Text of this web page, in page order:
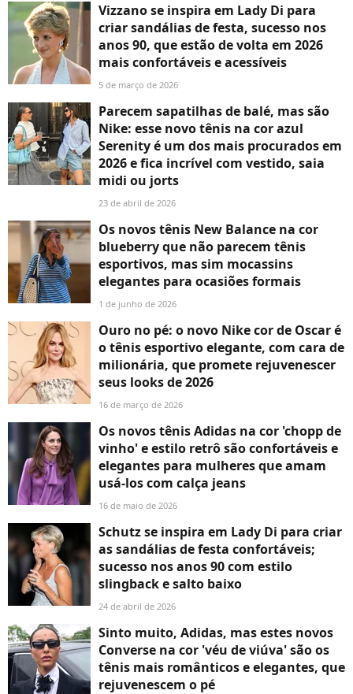
Vizzano se inspira em Lady Di para
criar sandálias de festa, sucesso nos
anos 90, que estão de volta em 2026
mais confortáveis e acessíveis
5 de março de 2026
Parecem sapatilhas de balé, mas são
Nike: esse novo tênis na cor azul
Serenity é um dos mais procurados em
2026 e fica incrível com vestido, saia
midi ou jorts
23 de abril de 2026
Os novos tênis New Balance na cor
blueberry que não parecem tênis
esportivos, mas sim mocassins
elegantes para ocasiões formais
1 de junho de 2026
Ouro no pé: o novo Nike cor de Oscar é
o tênis esportivo elegante, com cara de
milionária, que promete rejuvenescer
seus looks de 2026
16 de março de 2026
Os novos tênis Adidas na cor 'chopp de
vinho' e estilo retrô são confortáveis e
elegantes para mulheres que amam
usá-los com calça jeans
16 de maio de 2026
Schutz se inspira em Lady Di para criar
as sandálias de festa confortáveis;
sucesso nos anos 90 com estilo
slingback e salto baixo
24 de abril de 2026
Sinto muito, Adidas, mas estes novos
Converse na cor 'véu de viúva' são os
tênis mais românticos e elegantes, que
rejuvenescem o pé